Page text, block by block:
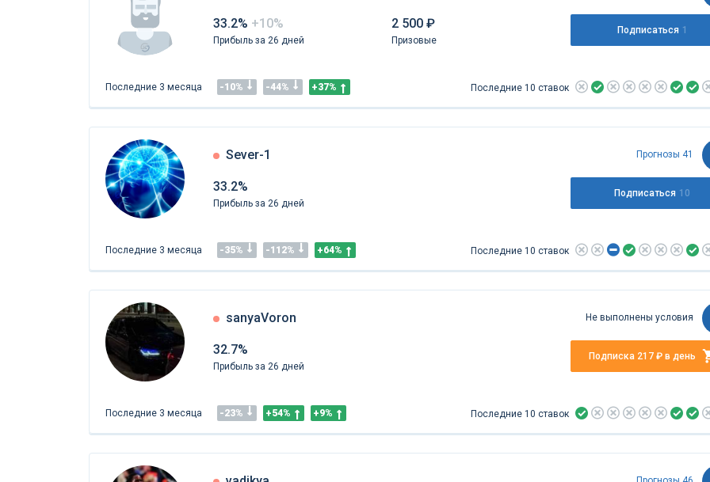
33.2% +10%
Прибыль за 26 дней
2 500 ₽
Призовые
Подписаться 1
Последние 3 месяца -10% -44% +37% Последние 10 ставок
Sever-1 Прогнозы 41
33.2%
Прибыль за 26 дней
Подписаться 10
Последние 3 месяца -35% -112% +64% Последние 10 ставок
sanyaVoron Не выполнены условия
32.7%
Прибыль за 26 дней
Подписка217 ₽ в день
Последние 3 месяца -23% +54% +9% Последние 10 ставок